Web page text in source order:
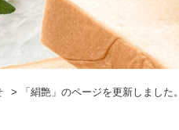
> 「絹艶」のページを更新しました。